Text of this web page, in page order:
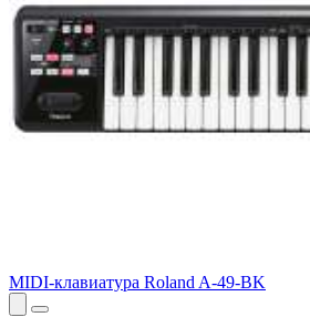
MIDI-клавиатура Roland A-49-BK